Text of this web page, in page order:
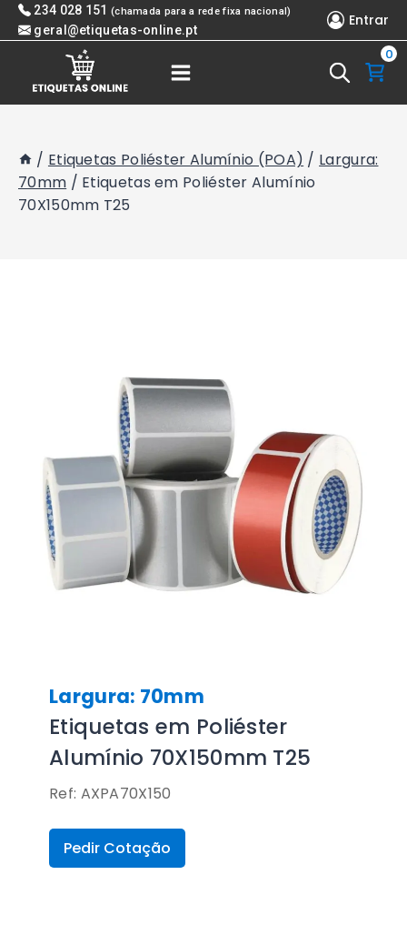
Skip 234 028 151 (chamada para a rede fixa nacional)
geral@etiquetas-online.pt
Entrar
0
/ Etiquetas Poliéster Alumínio (POA) / Largura:
70mm / Etiquetas em Poliéster Alumínio
70X150mm T25
Largura: 70mm
Etiquetas em Poliéster
Alumínio 70X150mm T25
Ref: AXPA70X150
Pedir Cotação